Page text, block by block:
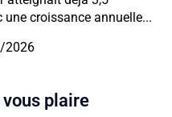
une croissance annuelle...
2026
plaire